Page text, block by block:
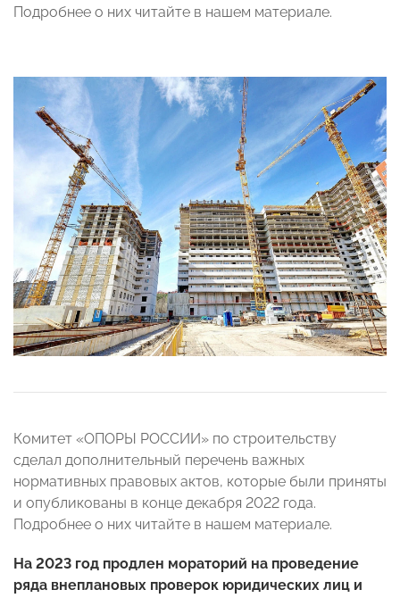
Подробнее о них читайте в нашем материале.
Комитет «ОПОРЫ РОССИИ» по строительству
сделал дополнительный перечень важных
нормативных правовых актов, которые были приняты
и опубликованы в конце декабря 2022 года.
Подробнее о них читайте в нашем материале.
На 2023 год продлен мораторий на проведение
ряда внеплановых проверок юридических лиц и